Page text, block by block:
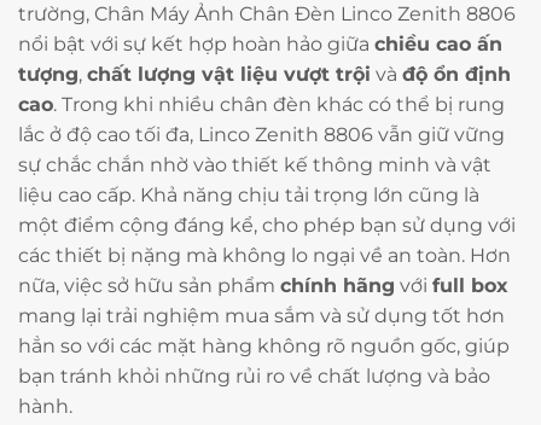
trường, Chân Máy Ảnh Chân Đèn Linco Zenith 8806
nổi bật với sự kết hợp hoàn hảo giữa chiều cao ấn
tượng, chất lượng vật liệu vượt trội và độ ổn định
cao. Trong khi nhiều chân đèn khác có thể bị rung
lắc ở độ cao tối đa, Linco Zenith 8806 vẫn giữ vững
sự chắc chắn nhờ vào thiết kế thông minh và vật
liệu cao cấp. Khả năng chịu tải trọng lớn cũng là
một điểm cộng đáng kể, cho phép bạn sử dụng với
các thiết bị nặng mà không lo ngại về an toàn. Hơn
nữa, việc sở hữu sản phẩm chính hãng với full box
mang lại trải nghiệm mua sắm và sử dụng tốt hơn
hẳn so với các mặt hàng không rõ nguồn gốc, giúp
bạn tránh khỏi những rủi ro về chất lượng và bảo
hành.